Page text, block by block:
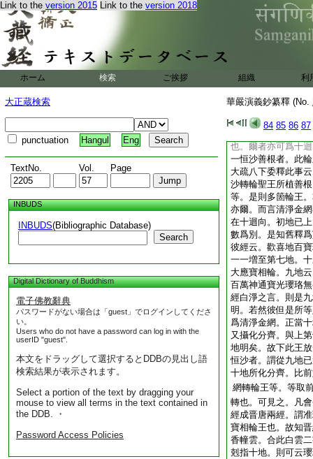
Link to the version 2015 Link to the version 2018
ホーム 検索 ご挨拶 組織 利
大正蔵検索
punctuation Hangul Eng
TextNo. Vol. Page
INBUDS
INBUDS(Bibliographic Database)
Search
Digital Dictionary of Buddhism
電子佛教辭典
パスワードがない場合は「guest」でログインしてくださ
い。
Users who do not have a password can log in with the
userID "guest".
本文をドラッグして選択するとDDBの見出し語
検索結果が表示されます。
Select a portion of the text by dragging your
mouse to view all terms in the text contained in
the DDB. ・
Password Access Policies
華嚴演義鈔纂釋 (No.
84 85 86 87
何 答。爾也。下
重益。謂地獄天子
初天子供佛香蓋。
十地。二見蓋得益
隨一故擧之評也。
抄。種清淨金網輪
並以鐵銅銀金四種
也。爾者亦可爲十
一恒沙善根者。此
大疏八下委釋此事
沙轉輪聖王所植善
等。是則多箇輪王
亦爾。而言清淨金
在十迴向。初地已
數爲別。是知舊釋
彼經云。歡喜地百
一一増至第七地。
大應寶相輪。九地
百萬神通寶光瓔珞
經白淨之言。則是
明。若然彼但是所
爲清淨金網。正當
又攝化分齊。與上
地明矣。故下此王
恒沙者。謂從九地
十地所化分齊。比
網轉輪王等。等取
轉也。可見之。凡
經成晋唐兩經。謂
寶相輪王也。故知
香幢雲。合此白雲
剋指十地。則可云